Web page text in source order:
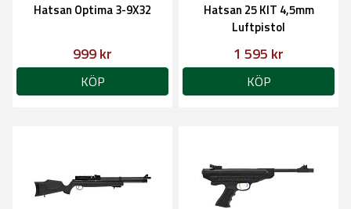
Hatsan Optima 3-9X32
999 kr
KÖP
Hatsan 25 KIT 4,5mm
Luftpistol
1 595 kr
KÖP